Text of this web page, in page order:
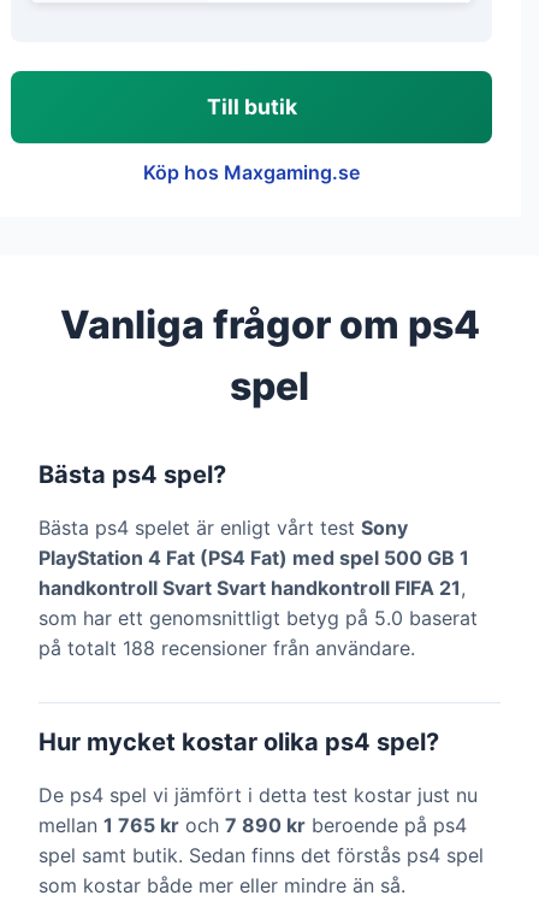
Till butik
Köp hos Maxgaming.se
Vanliga frågor om ps4
spel
Bästa ps4 spel?
Bästa ps4 spelet är enligt vårt test Sony
PlayStation 4 Fat (PS4 Fat) med spel 500 GB 1
handkontroll Svart Svart handkontroll FIFA 21,
som har ett genomsnittligt betyg på 5.0 baserat
på totalt 188 recensioner från användare.
Hur mycket kostar olika ps4 spel?
De ps4 spel vi jämfört i detta test kostar just nu
mellan 1 765 kr och 7 890 kr beroende på ps4
spel samt butik. Sedan finns det förstås ps4 spel
som kostar både mer eller mindre än så.